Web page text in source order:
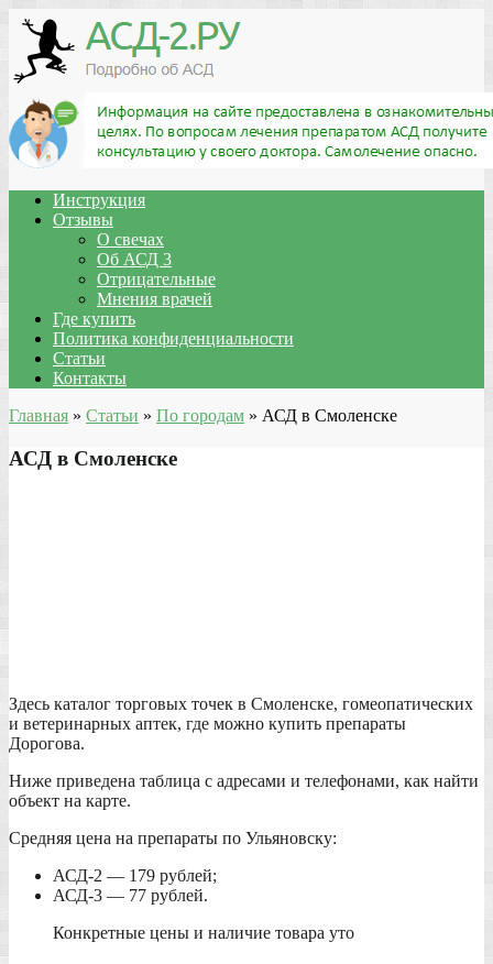
Инструкция
Отзывы
О свечах
Об АСД 3
Отрицательные
Мнения врачей
Где купить
Политика конфиденциальности
Статьи
Контакты
Главная » Статьи » По городам » АСД в Смоленске
АСД в Смоленске
Здесь каталог торговых точек в Смоленске, гомеопатических
и ветеринарных аптек, где можно купить препараты
Дорогова.
Ниже приведена таблица с адресами и телефонами, как найти
объект на карте.
Средняя цена на препараты по Ульяновску:
АСД-2 — 179 рублей;
АСД-3 — 77 рублей.
Конкретные цены и наличие товара уто